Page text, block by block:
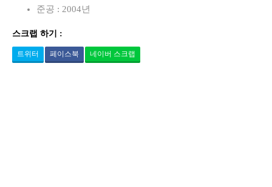
준공 : 2004년
스크랩 하기 :
트위터 페이스북 네이버 스크랩